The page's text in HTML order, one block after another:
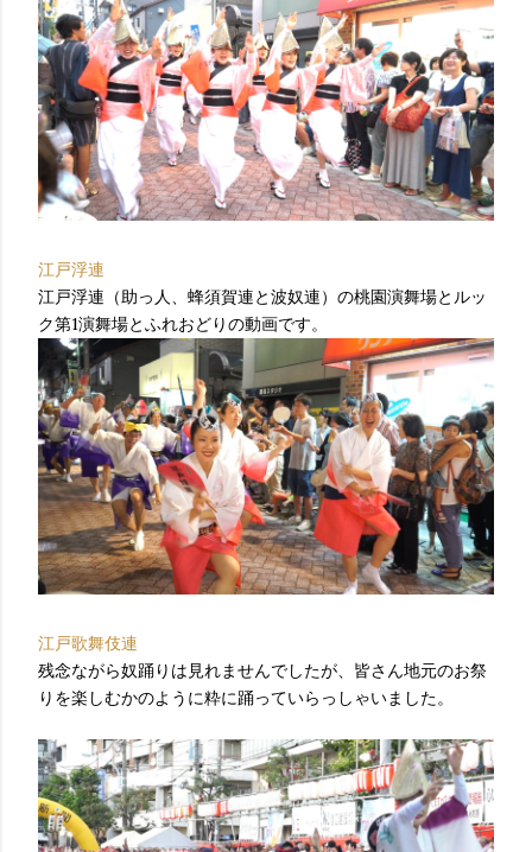
江戸浮連
江戸浮連（助っ人、蜂須賀連と波奴連）の桃園演舞場とルッ
ク第1演舞場とふれおどりの動画です。
江戸歌舞伎連
残念ながら奴踊りは見れませんでしたが、皆さん地元のお祭
りを楽しむかのように粋に踊っていらっしゃいました。